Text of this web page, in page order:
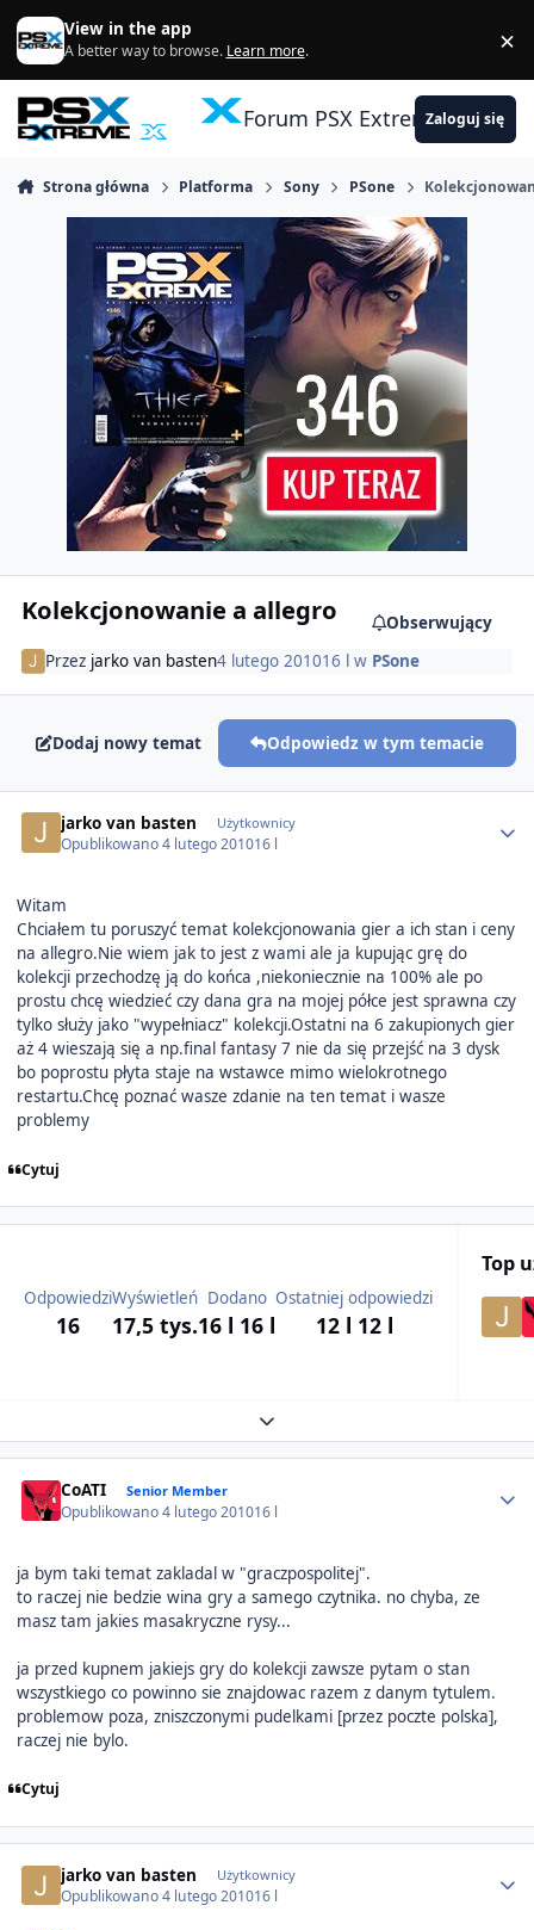
Skocz do zawartości
View in the app
A better way to browse. Learn more. ×
Forum PSX ExtremeZaloguj się
Strona główna Platforma Sony PSone
Kolekcjonowanie a allegro
Obserwujący
Przez jarko van basten4 lutego 201016 l w PSone
Dodaj nowy temat Odpowiedz w tym temacie
jarko van basten Użytkownicy
Opublikowano4 lutego 201016 l
Witam
Chciałem tu poruszyć temat kolekcjonowania gier a ich stan i ceny
na allegro.Nie wiem jak to jest z wami ale ja kupując grę do
kolekcji przechodzę ją do końca ,niekoniecznie na 100% ale po
prostu chcę wiedzieć czy dana gra na mojej półce jest sprawna czy
tylko służy jako "wypełniacz" kolekcji.Ostatni na 6 zakupionych gier
aż 4 wieszają się a np.final fantasy 7 nie da się przejść na 3 dysk
bo poprostu płyta staje na wstawce mimo wielokrotnego
restartu.Chcę poznać wasze zdanie na ten temat i wasze
problemy
Cytuj
Odpowiedzi
16
Wyświetleń
17,5 tys.
Dodano
16 l 16 l
Ostatniej odpowiedzi
12 l 12 l
Top
Expand topic overview
CoATI Senior Member
Opublikowano4 lutego 201016 l
ja bym taki temat zakladal w "graczpospolitej".
to raczej nie bedzie wina gry a samego czytnika. no chyba, ze
masz tam jakies masakryczne rysy...
ja przed kupnem jakiejs gry do kolekcji zawsze pytam o stan
wszystkiego co powinno sie znajdowac razem z danym tytulem.
problemow poza, zniszczonymi pudelkami [przez poczte polska],
raczej nie bylo.
Cytuj
jarko van basten Użytkownicy
Opublikowano4 lutego 201016 l